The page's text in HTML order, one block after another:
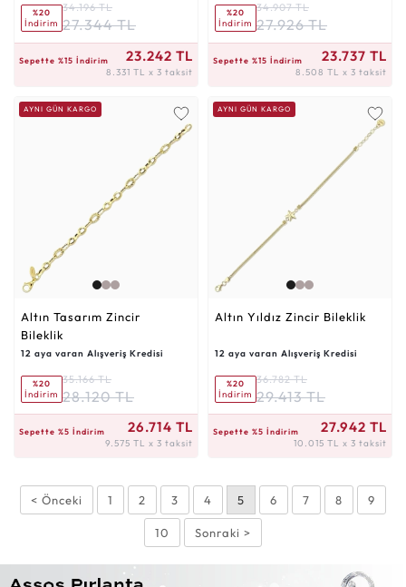
%20
İndirim
34.196 TL
27.344 TL
Sepette %15 İndirim 23.242 TL
8.331 TL x 3 taksit
%20
İndirim
34.907 TL
27.926 TL
Sepette %15 İndirim 23.737 TL
8.508 TL x 3 taksit
AYNI GÜN KARGO
Altın Tasarım Zincir
Bileklik
12 aya varan Alışveriş Kredisi
%20
İndirim
35.166 TL
28.120 TL
Sepette %5 İndirim 26.714 TL
9.575 TL x 3 taksit
AYNI GÜN KARGO
Altın Yıldız Zincir Bileklik
12 aya varan Alışveriş Kredisi
%20
İndirim
36.782 TL
29.413 TL
Sepette %5 İndirim 27.942 TL
10.015 TL x 3 taksit
< Önceki 1 2 3 4 5 6 7 8 9
10 Sonraki >